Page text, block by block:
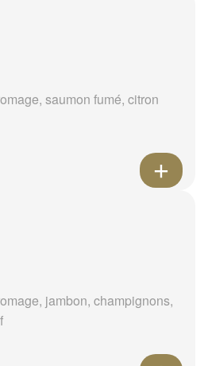
saumon fumé, citron
jambon, champignons,